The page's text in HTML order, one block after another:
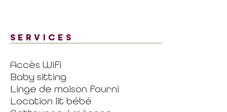
SERVICES
Accès Wifi
Baby sitting
Linge de maison fourni
Location lit bébé